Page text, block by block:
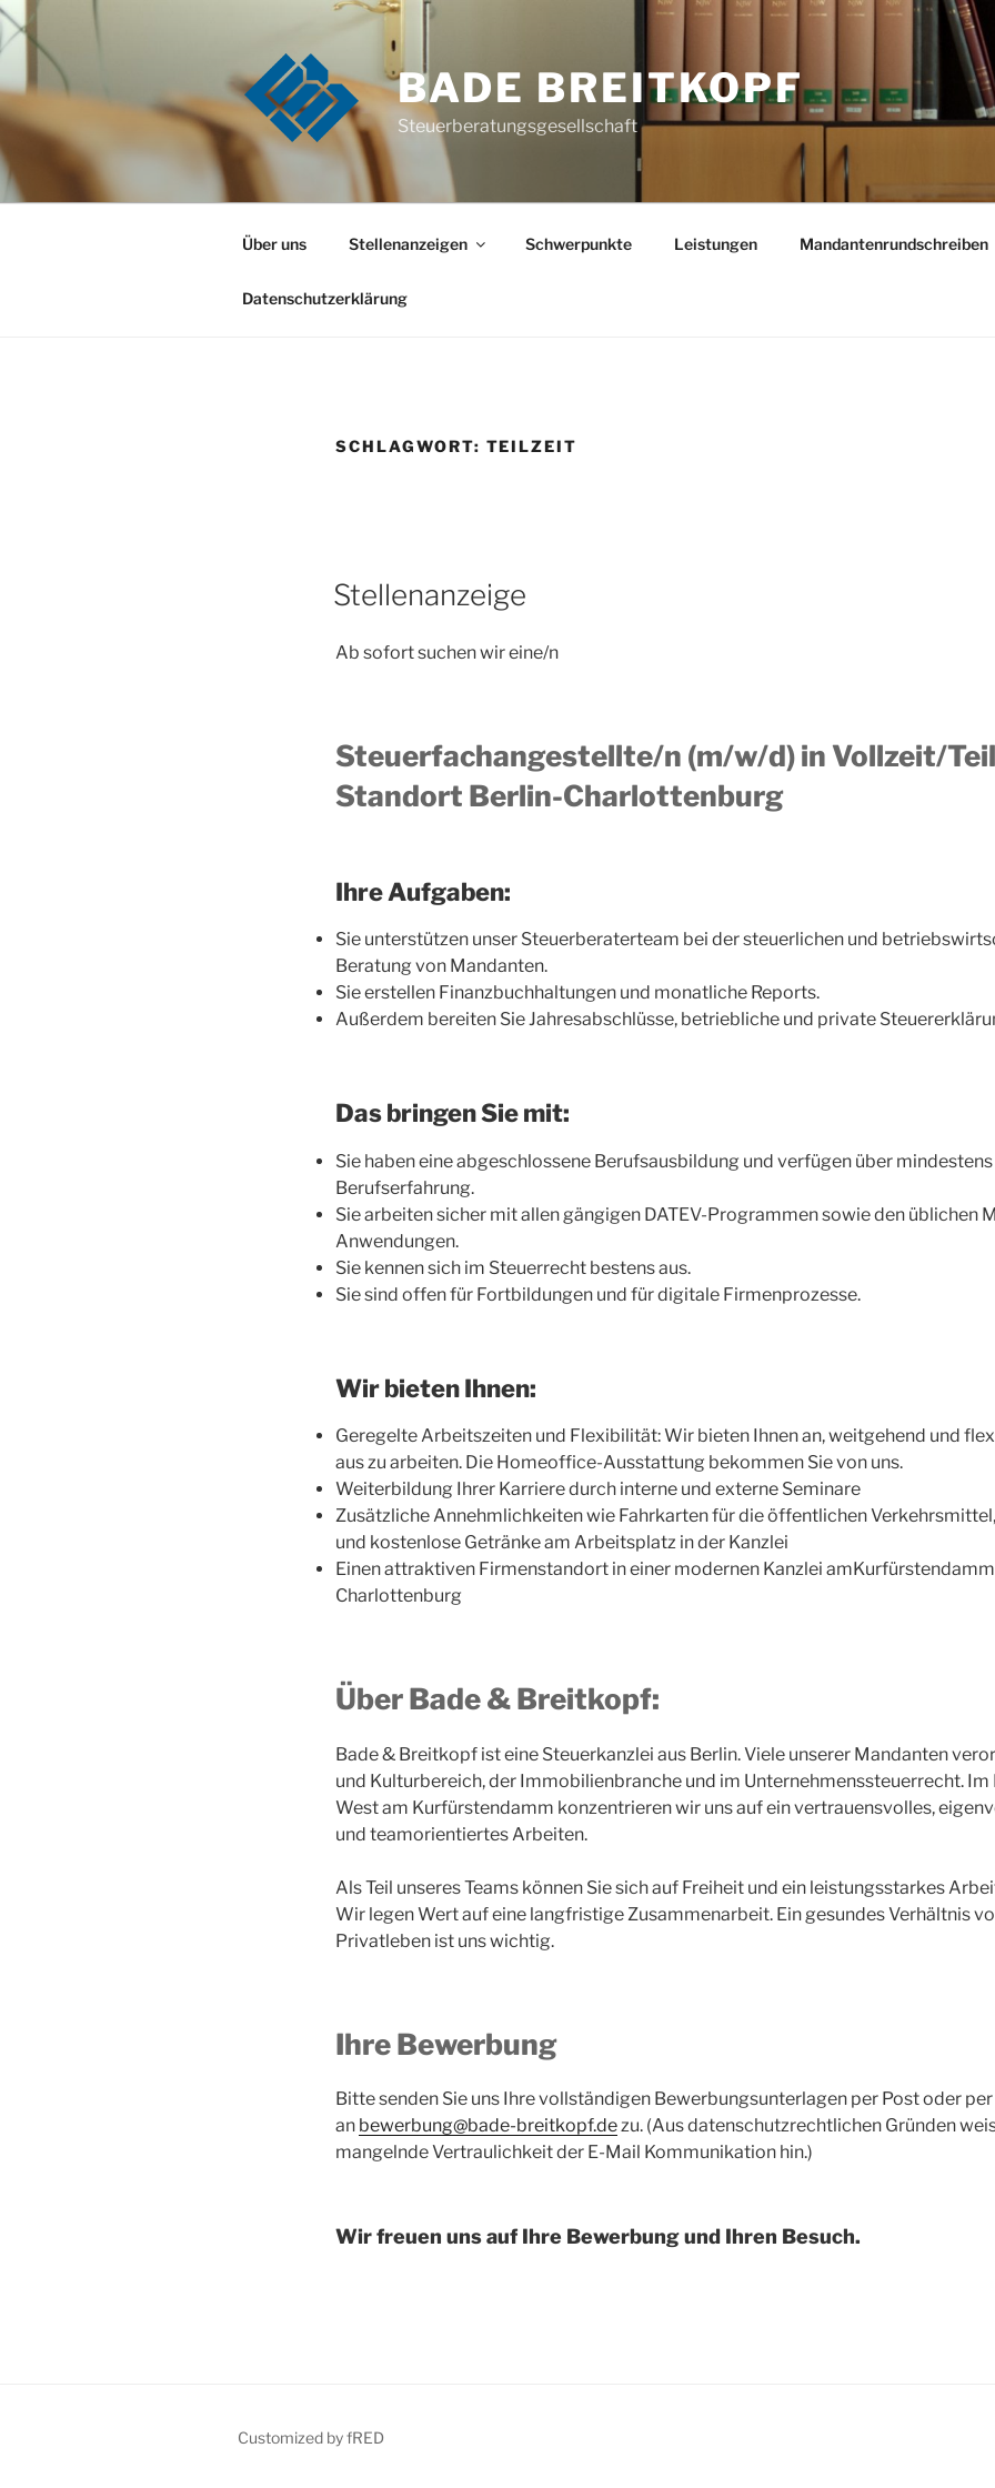
Zum
Inhalt
springen
BADE BREITKOPF
Steuerberatungsgesellschaft
Über uns Stellenanzeigen Schwerpunkte Leistungen Mandantenrundschreiben
Datenschutzerklärung
SCHLAGWORT: TEILZEIT
Stellenanzeige
Ab sofort suchen wir eine/n
Steuerfachangestellte/n (m/w/d) in Vollzeit/
Standort Berlin-Charlottenburg
Ihre Aufgaben:
Sie unterstützen unser Steuerberaterteam bei der steuerlichen und
Beratung von Mandanten.
Sie erstellen Finanzbuchhaltungen und monatliche Reports.
Außerdem bereiten Sie Jahresabschlüsse, betriebliche und private
Das bringen Sie mit:
Sie haben eine abgeschlossene Berufsausbildung und verfügen über
Berufserfahrung.
Sie arbeiten sicher mit allen gängigen DATEV-Programmen sowie den üblichen
Anwendungen.
Sie kennen sich im Steuerrecht bestens aus.
Sie sind offen für Fortbildungen und für digitale Firmenprozesse.
Wir bieten Ihnen:
Geregelte Arbeitszeiten und Flexibilität: Wir bieten Ihnen an, weitgehend und
aus zu arbeiten. Die Homeoffice-Ausstattung bekommen Sie von uns.
Weiterbildung Ihrer Karriere durch interne und externe Seminare
Zusätzliche Annehmlichkeiten wie Fahrkarten für die öffentlichen
und kostenlose Getränke am Arbeitsplatz in der Kanzlei
Einen attraktiven Firmenstandort in einer modernen Kanzlei
Charlottenburg
Über Bade & Breitkopf:
Bade & Breitkopf ist eine Steuerkanzlei aus Berlin. Viele unserer Mandanten
und Kulturbereich, der Immobilienbranche und im Unternehmenssteuerrecht. Im
West am Kurfürstendamm konzentrieren wir uns auf ein vertrauensvolles,
und teamorientiertes Arbeiten.
Als Teil unseres Teams können Sie sich auf Freiheit und ein leistungsstarkes
Wir legen Wert auf eine langfristige Zusammenarbeit. Ein gesundes Verhältnis
Privatleben ist uns wichtig.
Ihre Bewerbung
Bitte senden Sie uns Ihre vollständigen Bewerbungsunterlagen per Post oder
an bewerbung@bade-breitkopf.dezu. (Aus datenschutzrechtlichen Gründen
mangelnde Vertraulichkeit der E-Mail Kommunikation hin.)
Wir freuen uns auf Ihre Bewerbung und Ihren Besuch.
Customized by fRED